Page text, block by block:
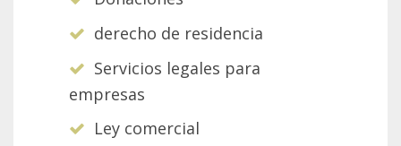
derecho de residencia
Servicios legales para
empresas
Ley comercial